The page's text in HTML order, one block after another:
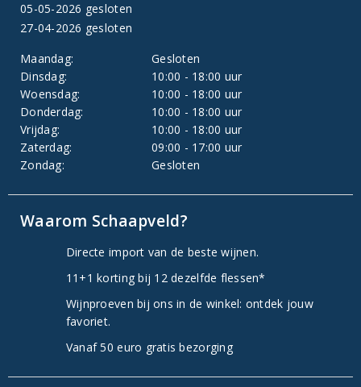
05-05-2026 gesloten
27-04-2026 gesloten
Maandag:
Gesloten
Dinsdag:
10:00 - 18:00 uur
Woensdag:
10:00 - 18:00 uur
Donderdag:
10:00 - 18:00 uur
Vrijdag:
10:00 - 18:00 uur
Zaterdag:
09:00 - 17:00 uur
Zondag:
Gesloten
Waarom Schaapveld?
Directe import van de beste wijnen.
11+1 korting bij 12 dezelfde flessen*
Wijnproeven bij ons in de winkel: ontdek jouw
favoriet.
Vanaf 50 euro gratis bezorging